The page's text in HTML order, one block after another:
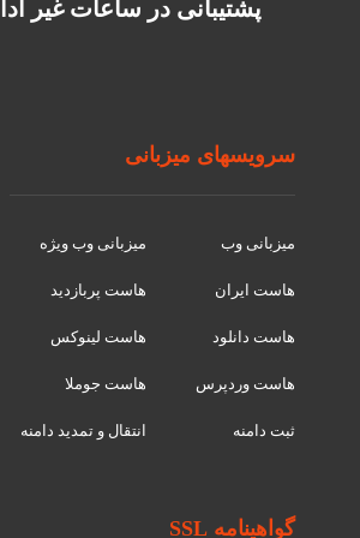
پشتیبانی در ساعات غیر اداری 09333030294 -
سرویسهای میزبانی
میزبانی وب میزبانی وب ویژه
هاست ایران هاست پربازدید
هاست دانلود هاست لینوکس
هاست وردپرس هاست جوملا
ثبت دامنه انتقال و تمدید دامنه
گواهینامه SSL